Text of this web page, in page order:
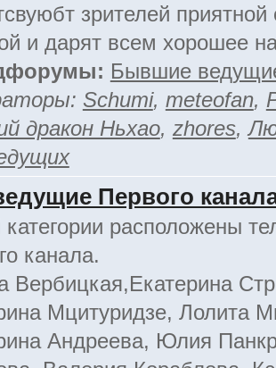
зрителей приятной
и дарят всем хорошее
Бывшие
Schumi, meteofan,
дракон Ньхао, zhores,
Первого
категории расположены
канала.
Вербицкая,Екатерина
Мцитуридзе, Лолита
Андреева, Юлия